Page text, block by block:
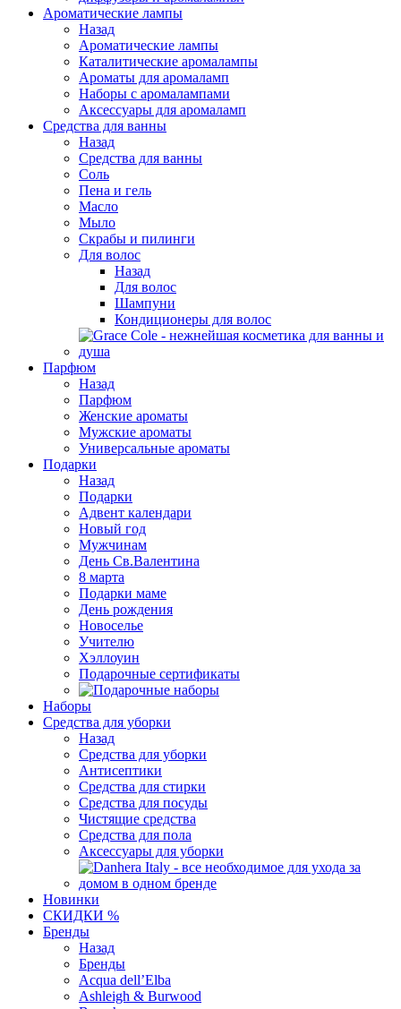
Ароматические лампы
Назад
Ароматические лампы
Каталитические аромалампы
Ароматы для аромаламп
Наборы с аромалампами
Аксессуары для аромаламп
Средства для ванны
Назад
Средства для ванны
Соль
Пена и гель
Масло
Мыло
Скрабы и пилинги
Для волос
Назад
Для волос
Шампуни
Кондиционеры для волос
Парфюм
Назад
Парфюм
Женские ароматы
Мужские ароматы
Универсальные ароматы
Подарки
Назад
Подарки
Адвент календари
Новый год
Мужчинам
День Св.Валентина
8 марта
Подарки маме
День рождения
Новоселье
Учителю
Хэллоуин
Подарочные сертификаты
Наборы
Средства для уборки
Назад
Средства для уборки
Антисептики
Средства для стирки
Средства для посуды
Чистящие средства
Средства для пола
Аксессуары для уборки
Новинки
СКИДКИ %
Бренды
Назад
Бренды
Acqua dell’Elba
Ashleigh & Burwood